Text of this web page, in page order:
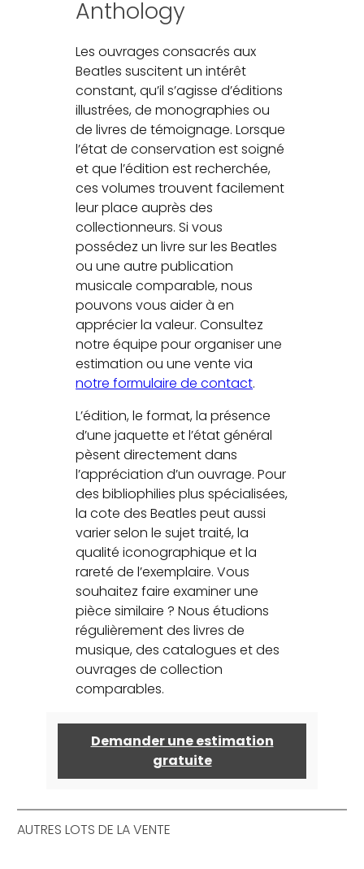
Anthology
Les ouvrages consacrés aux
Beatles suscitent un intérêt
constant, qu’il s’agisse d’éditions
illustrées, de monographies ou
de livres de témoignage. Lorsque
l’état de conservation est soigné
et que l’édition est recherchée,
ces volumes trouvent facilement
leur place auprès des
collectionneurs. Si vous
possédez un livre sur les Beatles
ou une autre publication
musicale comparable, nous
pouvons vous aider à en
apprécier la valeur. Consultez
notre équipe pour organiser une
estimation ou une vente via
notre formulaire de contact.
L’édition, le format, la présence
d’une jaquette et l’état général
pèsent directement dans
l’appréciation d’un ouvrage. Pour
des bibliophilies plus spécialisées,
la cote des Beatles peut aussi
varier selon le sujet traité, la
qualité iconographique et la
rareté de l’exemplaire. Vous
souhaitez faire examiner une
pièce similaire ? Nous étudions
régulièrement des livres de
musique, des catalogues et des
ouvrages de collection
comparables.
Demander une estimation
gratuite
AUTRES LOTS DE LA VENTE